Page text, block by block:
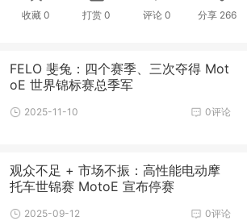
收藏0 打赏 0 评论 0 分享 266
FELO 斐兔：四个赛季、三次夺得 Mot
oE 世界锦标赛总季军
0评论
2025-11-10
观众不足 + 市场不振：高性能电动摩
托车世锦赛 MotoE 宣布停赛
0评论
2025-09-12